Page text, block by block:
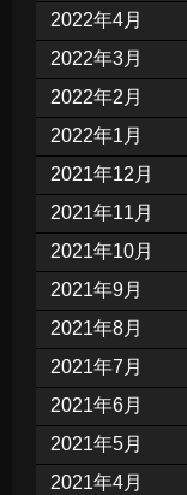
2022年4月
2022年3月
2022年2月
2022年1月
2021年12月
2021年11月
2021年10月
2021年9月
2021年8月
2021年7月
2021年6月
2021年5月
2021年4月